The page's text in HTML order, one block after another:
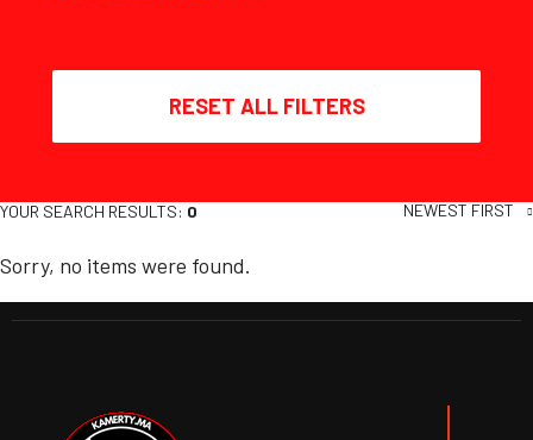
RESET ALL FILTERS
YOUR SEARCH RESULTS: 0 NEWEST FIRST
Sorry, no items were found.